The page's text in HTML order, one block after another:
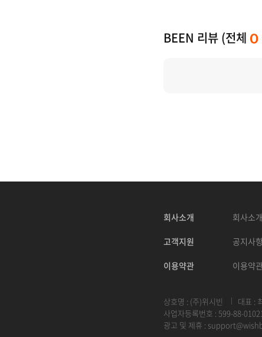
BEEN 리뷰 (전체 0
회사소개 회사소개
고객지원 공지사
이용약관 이용약
상호명 : (주)위시빈 대표 :
사업자등록번호 : 599-88-01021
광고 및 제휴 :